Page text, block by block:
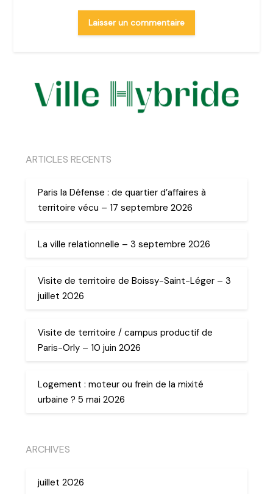
ARTICLES RECENTS
Paris la Défense : de quartier d’affaires à
territoire vécu – 17 septembre 2026
La ville relationnelle – 3 septembre 2026
Visite de territoire de Boissy-Saint-Léger – 3
juillet 2026
Visite de territoire / campus productif de
Paris-Orly – 10 juin 2026
Logement : moteur ou frein de la mixité
urbaine ? 5 mai 2026
ARCHIVES
juillet 2026